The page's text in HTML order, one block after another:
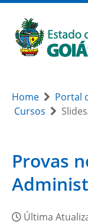
Home Portal
Cursos
Provas
Última